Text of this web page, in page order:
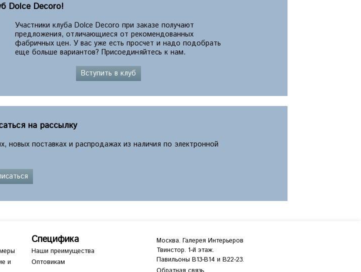
Dolce Decoro!
Участники клуба Dolce Decoro при заказе получают
предложения, отличающиеся от рекомендованных
фабричных цен. У вас уже есть просчет и надо подобрать
еще больше вариантов? Присоединяйтесь к нам.
Вступить в клуб
на рассылку
новых поставках и распродажах из наличия по электронной
и
Специфика
Наши преимущества
Оптовикам
Москва. Галерея Интерьеров
Твинстор. 1-й этаж.
Павильоны B13-B14 и В22-23.